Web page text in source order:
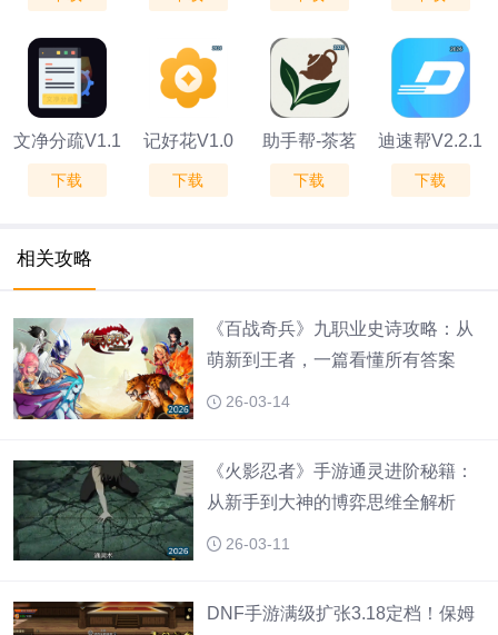
V1.0.2
文净分疏V1.1
下载
记好花V1.0
下载
助手帮-茶茗
师V1.1
下载
迪速帮V2.2.1
下载
相关攻略
《百战奇兵》九职业史诗攻略：从
萌新到王者，一篇看懂所有答案
26-03-14
《火影忍者》手游通灵进阶秘籍：
从新手到大神的博弈思维全解析
26-03-11
DNF手游满级扩张3.18定档！保姆